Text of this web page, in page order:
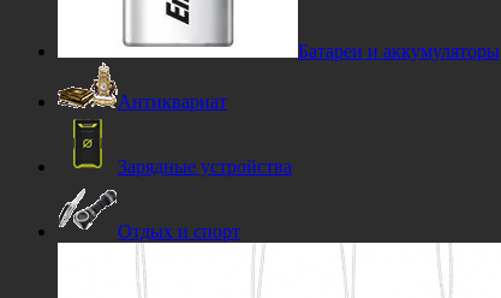
Батареи и аккумуляторы
Антиквариат
Зарядные устройства
Отдых и спорт